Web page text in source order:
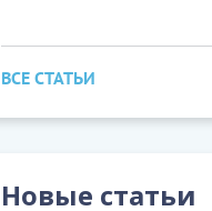
ВСЕ СТАТЬИ
Новые статьи